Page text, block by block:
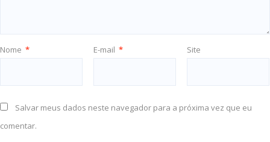
Nome * E-mail * Site
Salvar meus dados neste navegador para a próxima vez que eu
comentar.